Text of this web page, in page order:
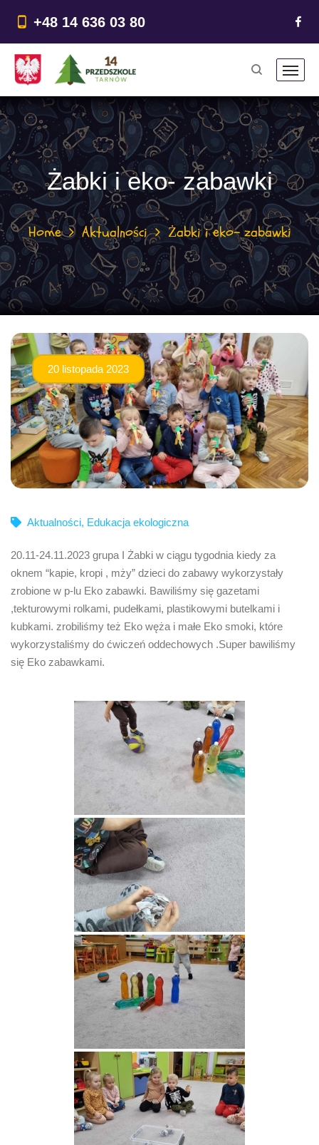
treści
+48 14 636 03 80
Żabki i eko- zabawki
Home Aktualności Żabki i eko- zabawki
20 listopada 2023
Aktualności, Edukacja ekologiczna
20.11-24.11.2023 grupa I Żabki w ciągu tygodnia kiedy za
oknem “kapie, kropi , mży” dzieci do zabawy wykorzystały
zrobione w p-lu Eko zabawki. Bawiliśmy się gazetami
,tekturowymi rolkami, pudełkami, plastikowymi butelkami i
kubkami. zrobiliśmy też Eko węża i małe Eko smoki, które
wykorzystaliśmy do ćwiczeń oddechowych .Super bawiliśmy
się Eko zabawkami.